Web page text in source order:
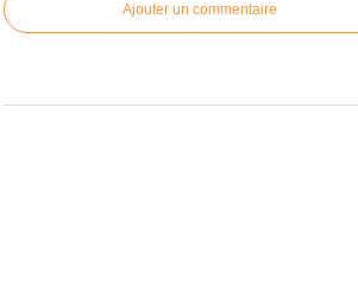
Ajouter un commentaire